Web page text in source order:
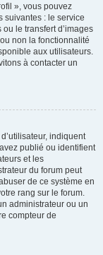
», vous pouvez
suivantes : le service
le transfert d’images
non la fonctionnalité
aux utilisateurs.
à contacter un
indiquent
publié ou identifient
et les
du forum peut
de ce système en
rang sur le forum.
administrateur ou un
compteur de